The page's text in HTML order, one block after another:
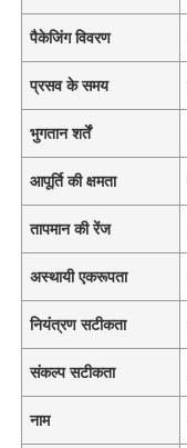
पैकेजिंग विवरण
प्रसव के समय
भुगतान शर्तें
आपूर्ति की क्षमता
तापमान की रेंज
अस्थायी एकरूपता
नियंत्रण सटीकता
संकल्प सटीकता
नाम